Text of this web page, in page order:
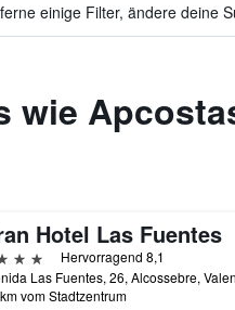
einige Filter, ändere deine
wie
Hotel Las Fuentes
Hervorragend 8,1
vom Stadtzentrum